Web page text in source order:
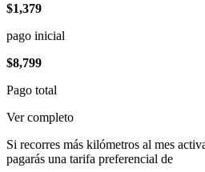
$1,379
pago inicial
$8,799
Pago total
Ver completo
Si recorres más kilómetros al mes
pagarás una tarifa preferencial de